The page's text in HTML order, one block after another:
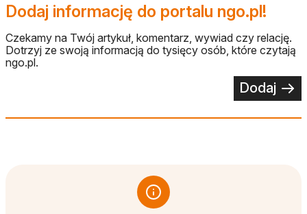
Dodaj informację do portalu ngo.pl!
Czekamy na Twój artykuł, komentarz, wywiad czy relację.
Dotrzyj ze swoją informacją do tysięcy osób, które czytają
ngo.pl.
Dodaj